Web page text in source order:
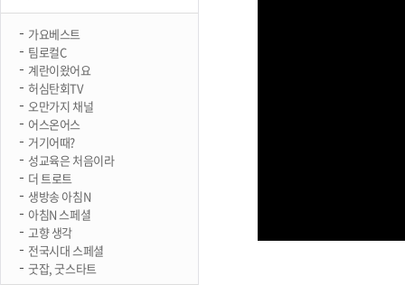
가요베스트
팀로컬C
계란이왔어요
허심탄회TV
오만가지 채널
어스온어스
거기어때?
성교육은 처음이라
더 트로트
생방송 아침N
아침N 스페셜
고향 생각
전국시대 스페셜
굿잡, 굿스타트